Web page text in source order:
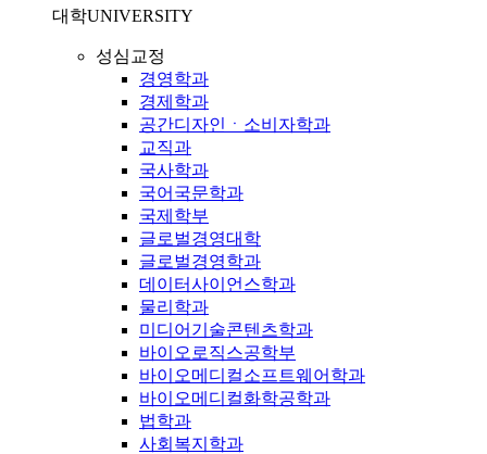
대학UNIVERSITY
성심교정
경영학과
경제학과
공간디자인ㆍ소비자학과
교직과
국사학과
국어국문학과
국제학부
글로벌경영대학
글로벌경영학과
데이터사이언스학과
물리학과
미디어기술콘텐츠학과
바이오로직스공학부
바이오메디컬소프트웨어학과
바이오메디컬화학공학과
법학과
사회복지학과